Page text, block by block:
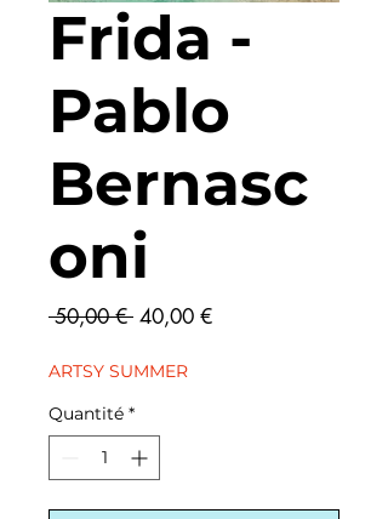
Frida -
Pablo
Bernasc
oni
50,00 € Prix
40,00 €Prix
ARTSY SUMMER
Quantité *